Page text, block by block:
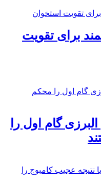
برای تقویت
گام اول را